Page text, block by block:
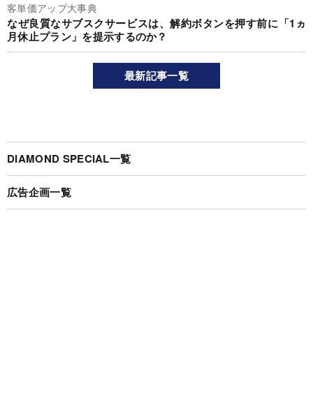
客単価アップ大事典
なぜ良質なサブスクサービスは、解約ボタンを押す前に「1ヵ
月休止プラン」を提示するのか？
最新記事一覧
DIAMOND SPECIAL一覧
広告企画一覧